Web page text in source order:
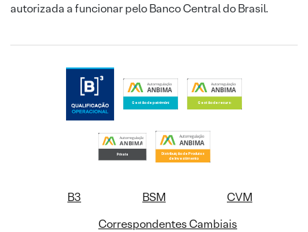
autorizada a funcionar pelo Banco Central do Brasil.
B3 BSM
CVM
Correspondentes Cambiais